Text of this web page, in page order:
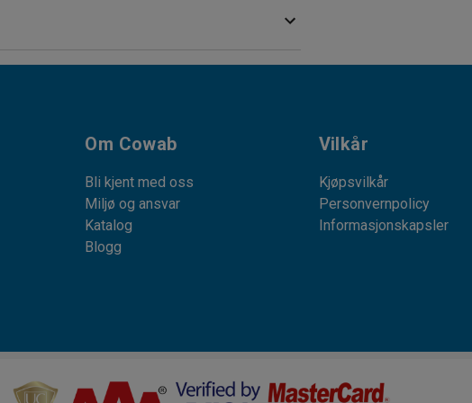
et slitesterkt og brannklassifisert stoff.
Om Cowab
Bli kjent med oss
Miljø og ansvar
Katalog
Blogg
Vilkår
Kjøpsvilkår
Personvernpolicy
Informasjonskapsler